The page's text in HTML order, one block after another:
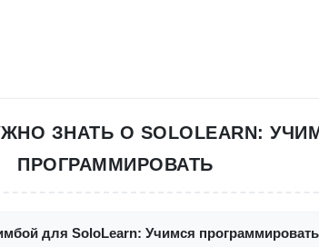
ЗНАТЬ О SOLOLEARN:
ПРОГРАММИРОВАТЬ
для SoloLearn: Учимся